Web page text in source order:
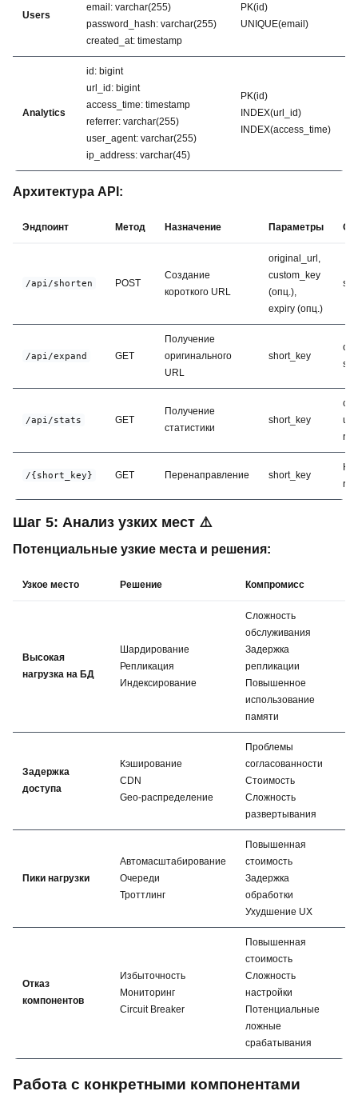
Users
email: varchar(255)
password_hash: varchar(255)
created_at: timestamp
PK(id)
UNIQUE(email)
Analytics
id: bigint
url_id: bigint
access_time: timestamp
referrer: varchar(255)
user_agent: varchar(255)
ip_address: varchar(45)
PK(id)
INDEX(url_id)
INDEX(access_time)
Архитектура API:
Эндпоинт Метод Назначение Параметры
/api/shorten POST
Создание
короткого URL
original_url,
custom_key
(опц.),
expiry (опц.)
/api/expand GET
Получение
оригинального
URL
short_key
/api/stats GET
Получение
статистики
short_key
/{short_key} GET Перенаправление short_key
Шаг 5: Анализ узких мест ⚠️
Потенциальные узкие места и решения:
Узкое место Решение Компромисс
Высокая
нагрузка на БД
Шардирование
Репликация
Индексирование
Сложность
обслуживания
Задержка
репликации
Повышенное
использование
памяти
Задержка
доступа
Кэширование
CDN
Geo-распределение
Проблемы
согласованности
Стоимость
Сложность
развертывания
Пики нагрузки
Автомасштабирование
Очереди
Троттлинг
Повышенная
стоимость
Задержка
обработки
Ухудшение UX
Отказ
компонентов
Избыточность
Мониторинг
Circuit Breaker
Повышенная
стоимость
Сложность
настройки
Потенциальные
ложные
срабатывания
Работа с конкретными компонентами